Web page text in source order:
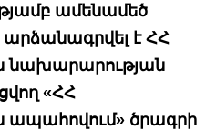
ամենամեծ
է ՀՀ
նախարարության
«ՀՀ
ծրագրի